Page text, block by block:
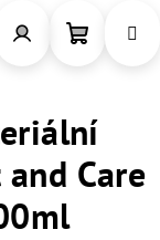
košík
Care